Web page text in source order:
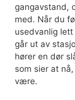
gangavstand,
med. Når du
usedvanlig
går ut av
hører en dør
som sier at
være.